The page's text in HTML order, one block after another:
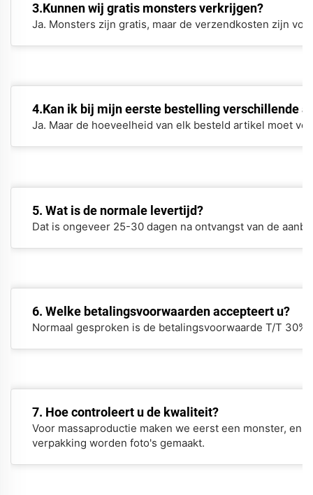
3.Kunnen wij gratis monsters verkrijgen?
Ja. Monsters zijn gratis, maar de verzendkosten zijn
4.Kan ik bij mijn eerste bestelling verschillende
Ja. Maar de hoeveelheid van elk besteld artikel moet
5. Wat is de normale levertijd?
Dat is ongeveer 25-30 dagen na ontvangst van de
6. Welke betalingsvoorwaarden accepteert u?
Normaal gesproken is de betalingsvoorwaarde T/T
7. Hoe controleert u de kwaliteit?
Voor massaproductie maken we eerst een monster, en
verpakking worden foto's gemaakt.